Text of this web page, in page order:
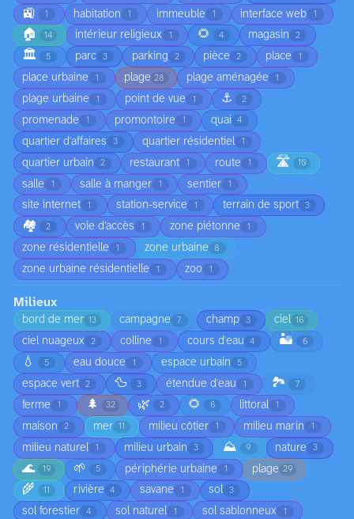
🚉 1 habitation 1 immeuble 1 interface web 1
🏠 14 intérieur religieux 1 🌻 4 magasin 2
🏛️ 5 parc 3 parking 2 pièce 2 place 1
place urbaine 1 plage 28 plage aménagée 1
plage urbaine 1 point de vue 1 ⚓ 2
promenade 1 promontoire 1 quai 4
quartier d'affaires 3 quartier résidentiel 1
quartier urbain 2 restaurant 1 route 1 🛣️ 10
salle 1 salle à manger 1 sentier 1
site internet 1 station-service 1 terrain de sport 3
🏘️ 2 voie d’accès 1 zone piétonne 1
zone résidentielle 1 zone urbaine 8
zone urbaine résidentielle 1 zoo 1
Milieux
bord de mer 13 campagne 7 champ 3 ciel 16
ciel nuageux 2 colline 1 cours d'eau 4 🏜️ 6
💧 5 eau douce 1 espace urbain 5
espace vert 2 🦆 3 étendue d'eau 1 🏞️ 7
ferme 1 🌲 32 🌿 2 🌻 6 littoral 1
maison 2 mer 11 milieu côtier 1 milieu marin 1
milieu naturel 1 milieu urbain 3 ⛰️ 9 nature 3
🌊 19 🌱 5 périphérie urbaine 1 plage 29
🌾 11 rivière 4 savane 1 sol 3
sol forestier 4 sol naturel 1 sol sablonneux 1